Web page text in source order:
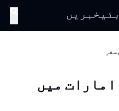
امارات میں